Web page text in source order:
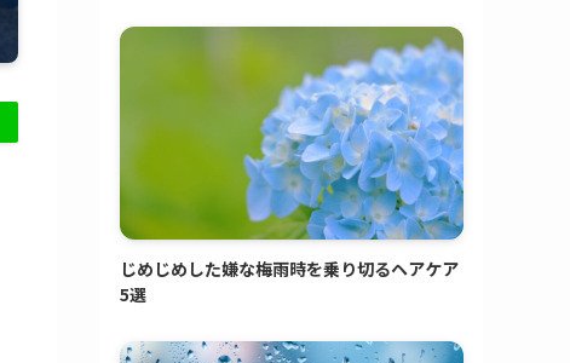
じめじめした嫌な梅雨時を乗り切るヘアケア
5選